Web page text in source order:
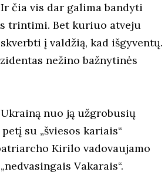
čia vis dar galima bandyti
trintimi. Bet kuriuo atveju
į valdžią, kad išgyventų.
nežino bažnytinės
nuo ją užgrobusių
su „šviesos kariais“
Kirilo vadovaujamo
Vakarais“.